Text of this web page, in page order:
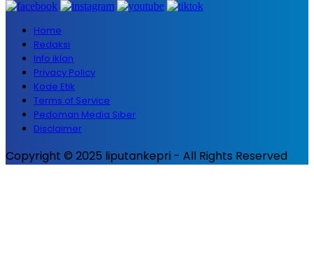
Home
Redaksi
Info iklan
Privacy Policy
Kode Etik
Terms of Service
Pedoman Media Siber
Disclaimer
Copyright © 2025 liputankepri - All Rights Reserved